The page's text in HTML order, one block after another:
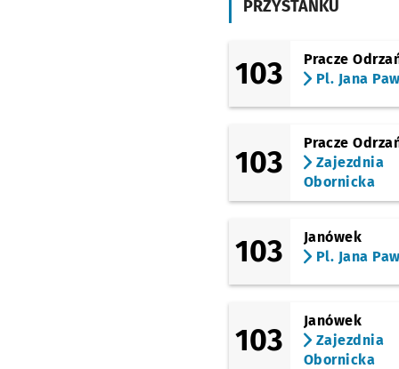
Jędrzejowska
Kozia
Północna
Maślicka (Staw) NŻ
(Brodnicka)
Rędzińska
PRZYSTANKU
103
Pracze
Pl. Jana
103
Pracze
Zajezdnia
Obornicka
103
Janówek
Pl. Jana
103
Janówek
Zajezdnia
Obornicka